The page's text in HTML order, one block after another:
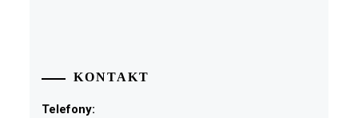
KONTAKT
Telefony: